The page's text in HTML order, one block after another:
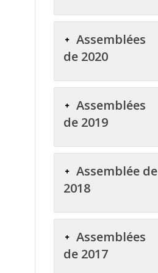
Assemblées
de 2020
Assemblées
de 2019
Assemblée de
2018
Assemblées
de 2017